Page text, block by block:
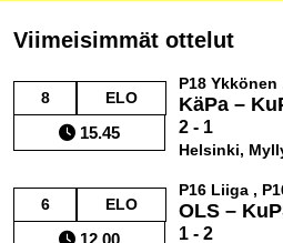
Viimeisimmät ottelut
8 ELO
15.45
P18 Ykkönen
KäPa –
2 - 1
Helsinki,
6 ELO
12.00
P16 Liiga ,
OLS –
1 - 2